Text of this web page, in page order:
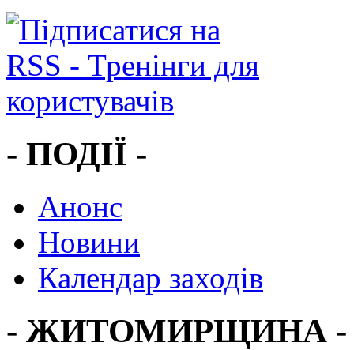
- ПОДІЇ -
Анонс
Новини
Календар заходів
- ЖИТОМИРЩИНА -